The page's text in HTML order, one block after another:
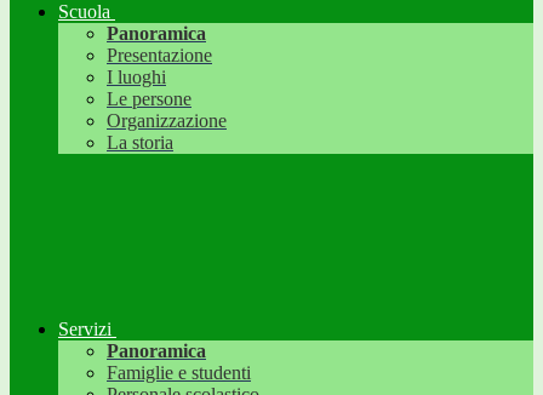
Scuola
Panoramica
Presentazione
I luoghi
Le persone
Organizzazione
La storia
Servizi
Panoramica
Famiglie e studenti